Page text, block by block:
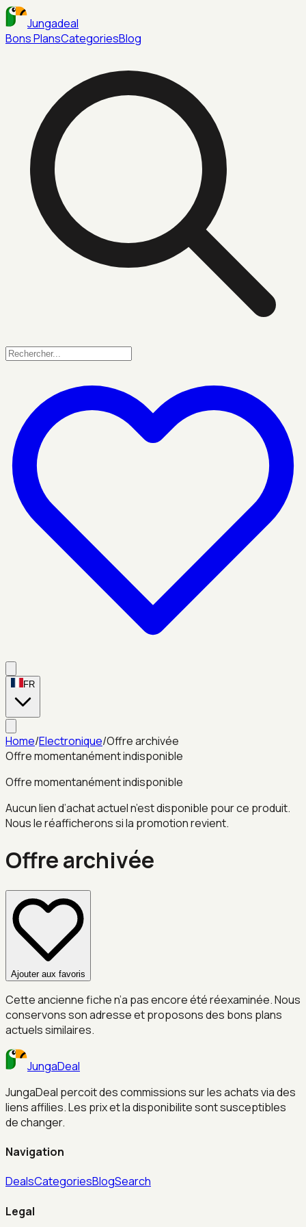
Jungadeal
Bons PlansCategoriesBlog
FR
Home/Electronique/Offre archivée
Offre momentanément indisponible
Offre momentanément indisponible
Aucun lien d’achat actuel n’est disponible pour ce produit.
Nous le réafficherons si la promotion revient.
Offre archivée
Ajouter aux favoris
Cette ancienne fiche n’a pas encore été réexaminée. Nous
conservons son adresse et proposons des bons plans
actuels similaires.
JungaDeal
JungaDeal percoit des commissions sur les achats via des
liens affilies. Les prix et la disponibilite sont susceptibles
de changer.
Navigation
DealsCategoriesBlogSearch
Legal